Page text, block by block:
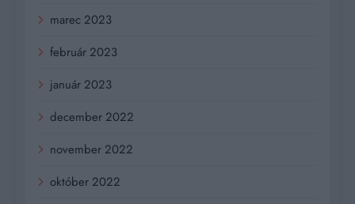
marec 2023
február 2023
január 2023
december 2022
november 2022
október 2022